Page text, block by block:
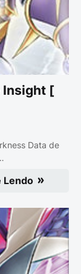
Insight [
Data de
Lendo